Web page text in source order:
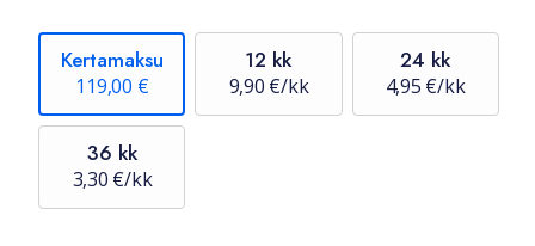
Kertamaksu
119,00 €
12 kk
9,90 €/kk
24 kk
4,95 €/kk
36 kk
3,30 €/kk